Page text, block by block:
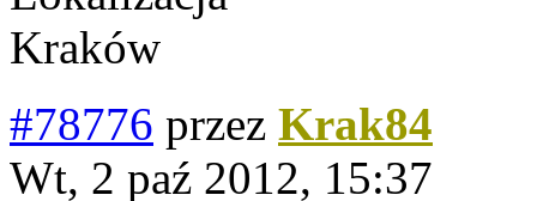
Kraków
#78776 przez Krak84
Wt, 2 paź 2012, 15:37